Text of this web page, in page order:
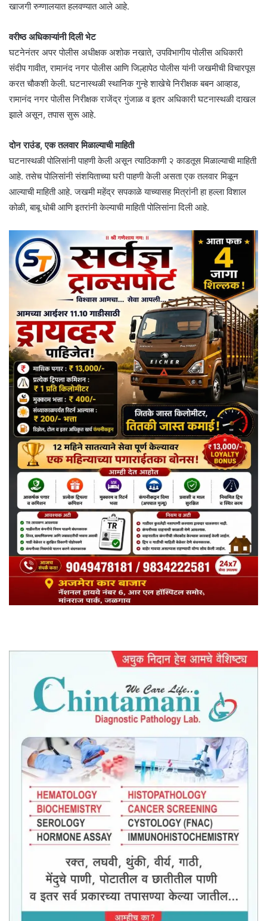
खाजगी रुग्णालयात हलवण्यात आले आहे.
वरीष्ठ अधिकाऱ्यांनी दिली भेट
घटनेनंतर अपर पोलीस अधीक्षक अशोक नखाते, उपविभागीय पोलीस अधिकारी
संदीप गावीत, रामानंद नगर पोलीस आणि जिल्हापेठ पोलीस यांनी जखमीची विचारपूस
करत चौकशी केली. घटनास्थळी स्थानिक गुन्हे शाखेचे निरीक्षक बबन आव्हाड,
रामानंद नगर पोलीस निरीक्षक राजेंद्र गुंजाळ व इतर अधिकारी घटनास्थळी दाखल
झाले असून, तपास सुरू आहे.
दोन राउंड, एक तलवार मिळाल्याची माहिती
घटनास्थळी पोलिसांनी पाहणी केली असून त्याठिकाणी २ काडतूस मिळाल्याची माहिती
आहे. तसेच पोलिसांनी संशयिताच्या घरी पाहणी केली असता एक तलवार मिळून
आल्याची माहिती आहे. जखमी महेंद्र सपकाळे याच्यासह मित्रांनी हा हल्ला विशाल
कोळी, बाबू धोबी आणि इतरांनी केल्याची माहिती पोलिसांना दिली आहे.